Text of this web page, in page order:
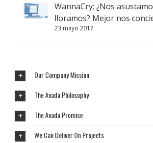
WannaCry; ¿Nos
lloramos? Mejor nos
23 mayo 2017
Our Company Mission
The Avada Philosophy
The Avada Promise
We Can Deliver On Projects